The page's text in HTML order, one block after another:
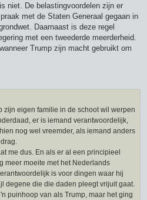
niet. De belastingvoordelen zijn er
met de Staten Generaal gegaan in
Daarnaast is deze regel
met een tweederde meerderheid.
Trump zijn macht gebruikt om
zijn eigen familie in de schoot wil werpen
er is iemand verantwoordelijk,
nog wel vreemder, als iemand anders
me dus. En als er al een principieel
meer moeite met het Nederlands
is voor dingen waar hij
degene die die daden pleegt vrijuit gaat.
puinhoop van als Trump, maar het ging